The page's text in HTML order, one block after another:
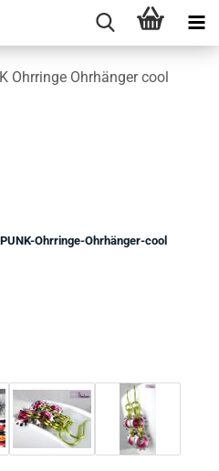
Ohrringe Ohrhänger cool